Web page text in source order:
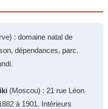
: domaine natal de
dépendances, parc.
(Moscou) : 21 rue Léon
à 1901. Intérieurs